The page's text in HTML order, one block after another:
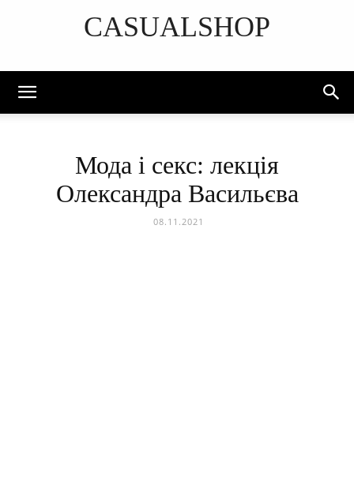
CASUALSHOP
Мода і секс: лекція
Олександра Васильєва
08.11.2021